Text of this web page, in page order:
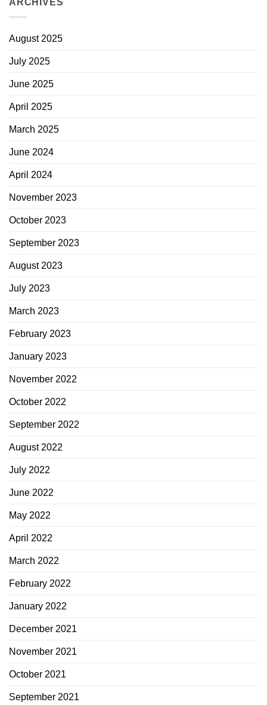
ARCHIVES
August 2025
July 2025
June 2025
April 2025
March 2025
June 2024
April 2024
November 2023
October 2023
September 2023
August 2023
July 2023
March 2023
February 2023
January 2023
November 2022
October 2022
September 2022
August 2022
July 2022
June 2022
May 2022
April 2022
March 2022
February 2022
January 2022
December 2021
November 2021
October 2021
September 2021